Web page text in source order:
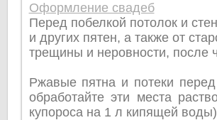
Оформление свадеб
Перед побелкой потолок и
и других пятен, а также от
трещины и неровности, после
Ржавые пятна и потеки
обработайте эти места
купороса на 1 л кипящей